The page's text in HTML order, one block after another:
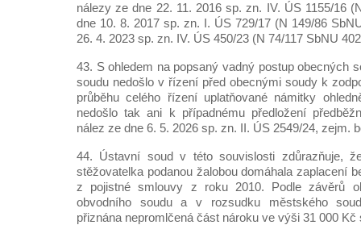
nálezy ze dne 22. 11. 2016 sp. zn. IV. ÚS 1155/16
dne 10. 8. 2017 sp. zn. I. ÚS 729/17 (N 149/86
26. 4. 2023 sp. zn. IV. ÚS 450/23 (N 74/117 SbNU
43. S ohledem na popsaný vadný postup obecných
soudu nedošlo v řízení před obecnými soudy k
průběhu celého řízení uplatňované námitky
nedošlo tak ani k případnému předložení
nález ze dne 6. 5. 2026 sp. zn. II. ÚS 2549/24, zejm.
44. Ústavní soud v této souvislosti zdůrazňuje,
stěžovatelka podanou žalobou domáhala zaplacení
z pojistné smlouvy z roku 2010. Podle závěrů
obvodního soudu a v rozsudku městského
přiznána nepromlčená část nároku ve výši 31 000